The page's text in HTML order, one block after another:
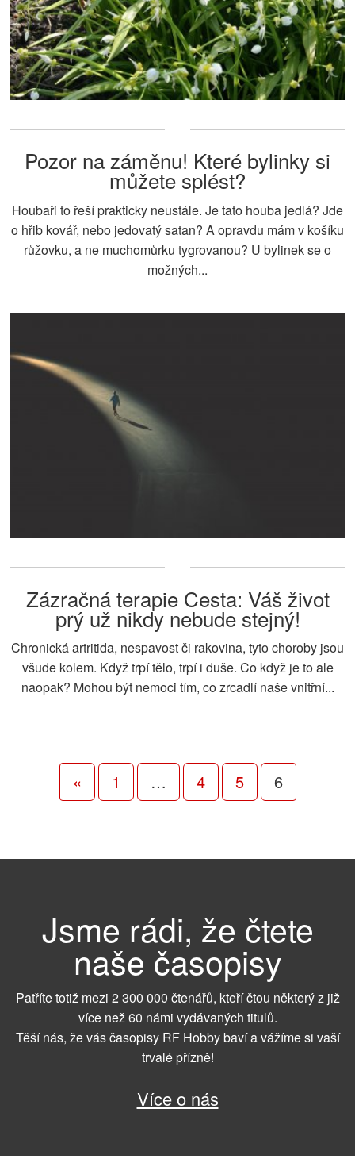
Pozor na záměnu! Které bylinky si
můžete splést?
Houbaři to řeší prakticky neustále. Je tato houba jedlá? Jde
o hřib kovář, nebo jedovatý satan? A opravdu mám v košíku
růžovku, a ne muchomůrku tygrovanou? U bylinek se o
možných...
Zázračná terapie Cesta: Váš život
prý už nikdy nebude stejný!
Chronická artritida, nespavost či rakovina, tyto choroby jsou
všude kolem. Když trpí tělo, trpí i duše. Co když je to ale
naopak? Mohou být nemoci tím, co zrcadlí naše vnitřní...
« 1 … 4 5 6
Jsme rádi, že čtete
naše časopisy
Patříte totiž mezi 2 300 000 čtenářů, kteří čtou některý z již
více než 60 námi vydávaných titulů.
Těší nás, že vás časopisy RF Hobby baví a vážíme si vaší
trvalé přízně!
Více o nás